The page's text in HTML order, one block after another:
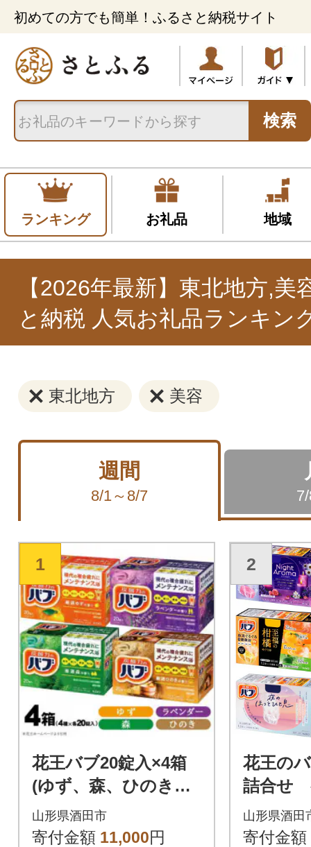
初めての方でも簡単！ふるさと納税サイト
検索
ランキング お礼品 地域
【2026年最新】東北地方,美
と納税 人気お礼品ランキン
東北地方 美容
週間
8/1～8/7
1
花王バブ20錠入×4箱
(ゆず、森、ひのき、
ラベンダーの香り)
山形県酒田市
寄付金額 11,000円
2
花王の
詰合せ
箱
山形県酒田
寄付金額